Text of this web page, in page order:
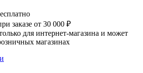
заказе от 30 000 ₽
для интернет-магазина и может
магазинах